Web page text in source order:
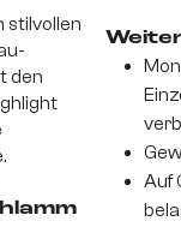
stilvollen
den
Auf